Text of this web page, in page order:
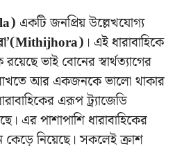
একটি জনপ্রিয় উল্লেখযোগ্য
। এই ধারাবাহিকে
ভাই বোনের স্বার্থত্যাগের
আর একজনকে ভালো থাকার
এরূপ ট্র্যাজেডি
এর পাশাপাশি ধারাবাহিকের
নিয়েছে। সকলেই ক্রাশ